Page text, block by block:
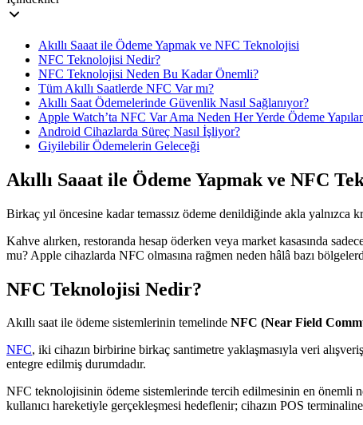
​Akıllı Saaat ile Ödeme Yapmak ve NFC Teknolojisi
NFC Teknolojisi Nedir?
NFC Teknolojisi Neden Bu Kadar Önemli?
Tüm Akıllı Saatlerde NFC Var mı?
Akıllı Saat Ödemelerinde Güvenlik Nasıl Sağlanıyor?
Apple Watch’ta NFC Var Ama Neden Her Yerde Ödeme
Android Cihazlarda Süreç Nasıl İşliyor?
Giyilebilir Ödemelerin Geleceği
​Akıllı Saaat ile Ödeme Yapmak ve NFC
Birkaç yıl öncesine kadar temassız ödeme denildiğinde akla
Kahve alırken, restoranda hesap öderken veya market kasasında
mu? Apple cihazlarda NFC olmasına rağmen neden hâlâ bazı
NFC Teknolojisi Nedir?
Akıllı saat ile ödeme sistemlerinin temelinde NFC (Near Field
NFC​, iki cihazın birbirine birkaç santimetre yaklaşmasıyla veri
entegre edilmiş durumdadır.
NFC teknolojisinin ödeme sistemlerinde tercih edilmesinin en önemli
kullanıcı hareketiyle gerçekleşmesi hedeflenir; cihazın POS